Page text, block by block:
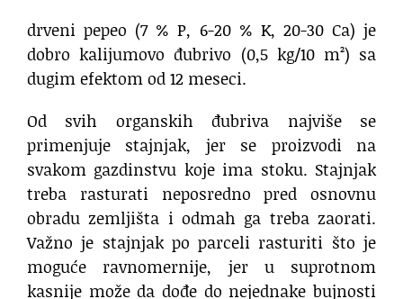
drveni pepeo (7 % P, 6-20 % K, 20-30 Ca) je
dobro kalijumovo đubrivo (0,5 kg/10 m²) sa
dugim efektom od 12 meseci.
Od svih organskih đubriva najviše se
primenjuje stajnjak, jer se proizvodi na
svakom gazdinstvu koje ima stoku. Stajnjak
treba rasturati neposredno pred osnovnu
obradu zemljišta i odmah ga treba zaorati.
Važno je stajnjak po parceli rasturiti što je
moguće ravnomernije, jer u suprotnom
kasnije može da dođe do nejednake bujnosti